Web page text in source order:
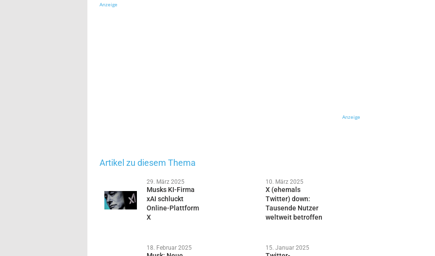
Anzeige
Artikel zu diesem Thema
29. März 2025
Musks KI-Firma
xAI schluckt
Online-Plattform
X
10. März 2025
X (ehemals
Twitter) down:
Tausende Nutzer
weltweit betroffen
18. Februar 2025 15. Januar 2025
Anzeige